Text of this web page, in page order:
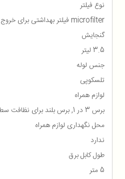
نوع فیلتر
microfilter فیلتر بهداشتی برای خروج هوای پاکیزه
گنجایش
3.5 لیتر
جنس لوله
تلسکوپی
لوازم همراه
برس 3 در 1, برس بلند برای نظافت سطوح, پایه شارژر
محل نگهداری لوازم همراه
ندارد
طول کابل برق
5 متر